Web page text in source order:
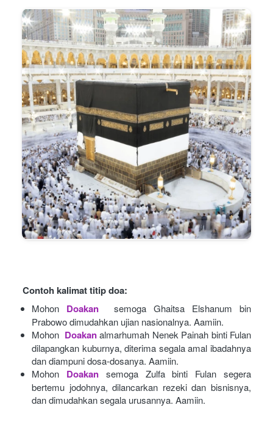
Contoh kalimat titip doa:
Mohon Doakan
semoga Ghaitsa Elshanum bin
Prabowo dimudahkan ujian nasionalnya. Aamiin.
Mohon Doakan almarhumah Nenek Painah binti Fulan
dilapangkan kuburnya, diterima segala amal ibadahnya
dan diampuni dosa-dosanya. Aamiin.
Mohon
Doakan semoga Zulfa binti Fulan segera
bertemu jodohnya, dilancarkan rezeki dan bisnisnya,
dan dimudahkan segala urusannya. Aamiin.